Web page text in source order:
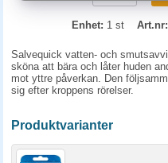
Enhet: 1 st Art.nr:
Salvequick vatten- och
sköna att bära och låter huden
mot yttre påverkan. Den
sig efter kroppens rörelser.
Produktvarianter